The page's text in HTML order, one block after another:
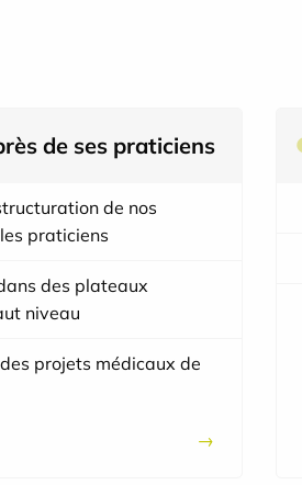
de ses praticiens
de nos
praticiens
des plateaux
niveau
projets médicaux de